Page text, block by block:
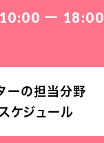
10:00 ー 18:00
ーの担当分野
ケジュール